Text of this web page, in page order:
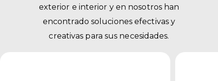
exterior e interior y en nosotros han
encontrado soluciones efectivas y
creativas para sus necesidades.